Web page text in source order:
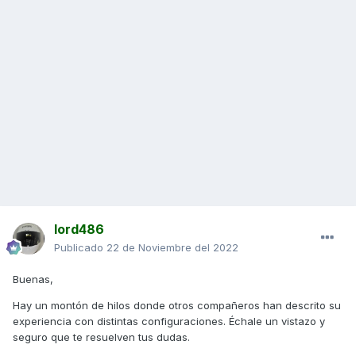
lord486
Publicado 22 de Noviembre del 2022
Buenas,
Hay un montón de hilos donde otros compañeros han descrito su
experiencia con distintas configuraciones. Échale un vistazo y
seguro que te resuelven tus dudas.